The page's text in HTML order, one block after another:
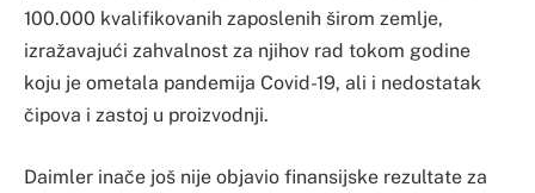
100.000 kvalifikovanih zaposlenih širom zemlje,
izražavajući zahvalnost za njihov rad tokom godine
koju je ometala pandemija Covid-19, ali i nedostatak
čipova i zastoj u proizvodnji.
Daimler inače još nije objavio finansijske rezultate za